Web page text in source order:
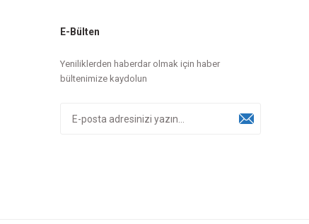
E-Bülten
Yeniliklerden haberdar olmak için haber
bültenimize kaydolun